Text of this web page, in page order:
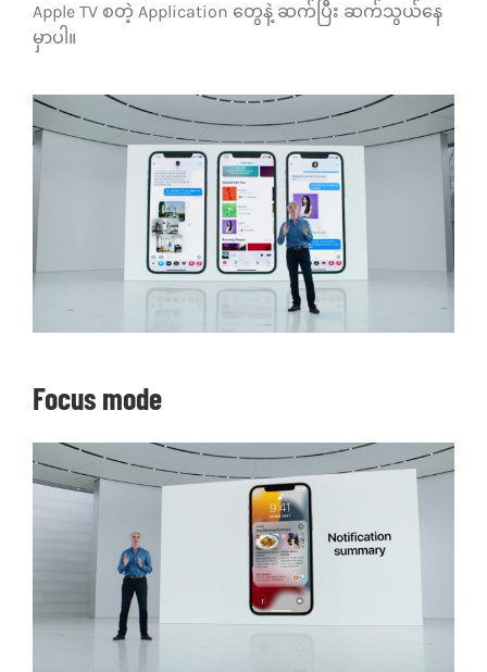
Apple TV စတဲ့ Application တွေနဲ့ ဆက်ပြီး ဆက်သွယ်နေ
မှာပါ။
Focus mode